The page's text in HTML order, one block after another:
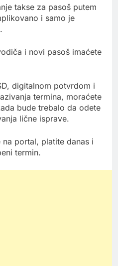
takse za pasoš putem
i samo je
i novi pasoš imaćete
digitalnom potvrdom i
termina, moraćete
bude trebalo da odete
lične isprave.
portal, platite danas i
termin.